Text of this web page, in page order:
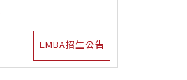
EMBA招生公告